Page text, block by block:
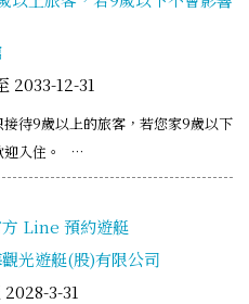
2033-12-31
待9歲以上的旅客，若您家9歲以下
迎入住。 …
Line 預約遊艇
光遊艇(股)有限公司
3-31